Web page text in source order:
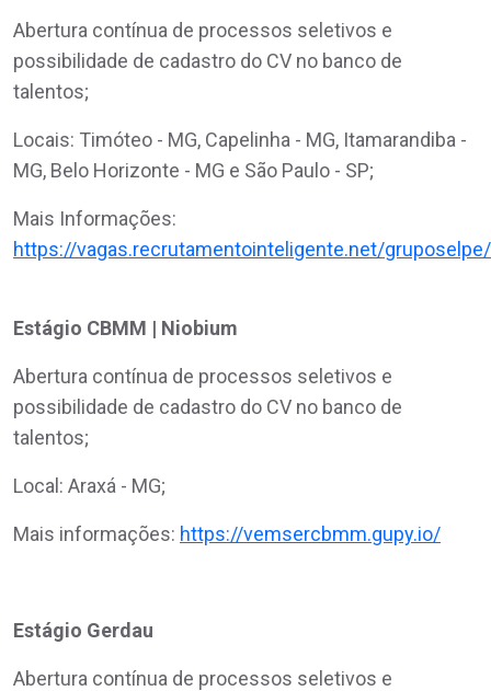
Abertura contínua de processos seletivos e
possibilidade de cadastro do CV no banco de
talentos;
Locais: Timóteo - MG, Capelinha - MG, Itamarandiba -
MG, Belo Horizonte - MG e São Paulo - SP;
Mais Informações:
https://vagas.recrutamentointeligente.net/
Estágio CBMM | Niobium
Abertura contínua de processos seletivos e
possibilidade de cadastro do CV no banco de
talentos;
Local: Araxá - MG;
Mais informações: https://vemsercbmm.gupy.io/
Estágio Gerdau
Abertura contínua de processos seletivos e